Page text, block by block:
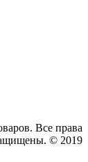
Все права
© 2019